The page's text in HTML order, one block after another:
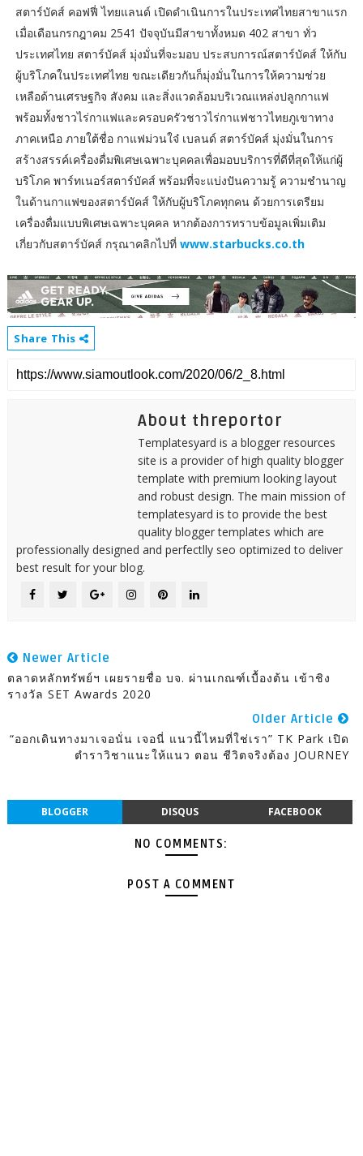
สตาร์บัคส์ คอฟฟี่ ไทยแลนด์ เปิดดำเนินการในประเทศไทยสาขาแรก
เมื่อเดือนกรกฎาคม 2541 ปัจจุบันมีสาขาทั้งหมด 402 สาขา ทั่ว
ประเทศไทย สตาร์บัคส์ มุ่งมั่นที่จะมอบ ประสบการณ์สตาร์บัคส์ ให้กับ
ผู้บริโภคในประเทศไทย ขณะเดียวกันก็มุ่งมั่นในการให้ความช่วย
เหลือด้านเศรษฐกิจ สังคม และสิ่งแวดล้อมบริเวณแหล่งปลูกกาแฟ
พร้อมทั้งชาวไร่กาแฟและครอบครัวชาวไร่กาแฟชาวไทยภูเขาทาง
ภาคเหนือ ภายใต้ชื่อ กาแฟม่วนใจ๋ เบลนด์ สตาร์บัคส์ มุ่งมั่นในการ
สร้างสรรค์เครื่องดื่มพิเศษเฉพาะบุคคลเพื่อมอบบริการที่ดีที่สุดให้แก่ผู้
บริโภค พาร์ทเนอร์สตาร์บัคส์ พร้อมที่จะแบ่งปันความรู้ ความชำนาญ
ในด้านกาแฟของสตาร์บัคส์ ให้กับผู้บริโภคทุกคน ด้วยการเตรียม
เครื่องดื่มแบบพิเศษเฉพาะบุคคล หากต้องการทราบข้อมูลเพิ่มเติม
เกี่ยวกับสตาร์บัคส์ กรุณาคลิกไปที่ www.starbucks.co.th
Share This
About threportor
Templatesyard is a blogger resources
site is a provider of high quality blogger
template with premium looking layout
and robust design. The main mission of
templatesyard is to provide the best
quality blogger templates which are
professionally designed and perfectlly seo optimized to deliver
best result for your blog.
Newer Article
ตลาดหลักทรัพย์ฯ เผยรายชื่อ บจ. ผ่านเกณฑ์เบื้องต้น เข้าชิง
รางวัล SET Awards 2020
Older Article
“ออกเดินทางมาเจอนั่น เจอนี่ แนวนี้ไหมที่ใช่เรา” TK Park เปิด
ตำราวิชาแนะให้แนว ตอน ชีวิตจริงต้อง JOURNEY
BLOGGER DISQUS FACEBOOK
NO COMMENTS:
POST A COMMENT